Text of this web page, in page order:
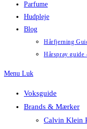
Parfume
Hudpleje
Blog
Hårfjerning
Hårspray guide
Menu Luk
Voksguide
Brands & Mærker
Calvin Klein